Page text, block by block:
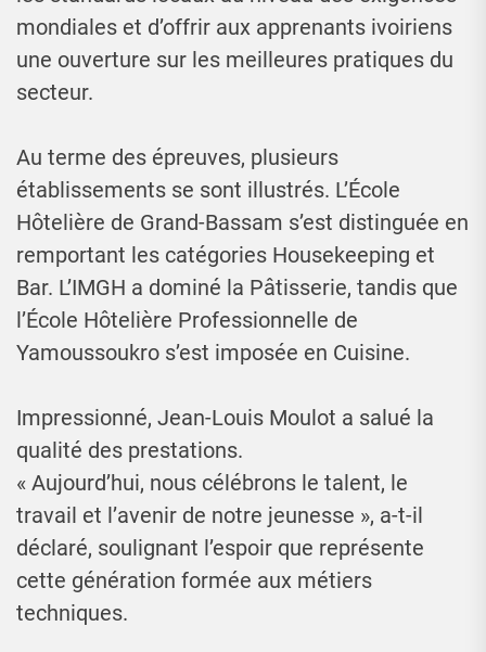
mondiales et d’offrir aux apprenants ivoiriens
une ouverture sur les meilleures pratiques du
secteur.
Au terme des épreuves, plusieurs
établissements se sont illustrés. L’École
Hôtelière de Grand-Bassam s’est distinguée en
remportant les catégories Housekeeping et
Bar. L’IMGH a dominé la Pâtisserie, tandis que
l’École Hôtelière Professionnelle de
Yamoussoukro s’est imposée en Cuisine.
Impressionné, Jean-Louis Moulot a salué la
qualité des prestations.
« Aujourd’hui, nous célébrons le talent, le
travail et l’avenir de notre jeunesse », a-t-il
déclaré, soulignant l’espoir que représente
cette génération formée aux métiers
techniques.